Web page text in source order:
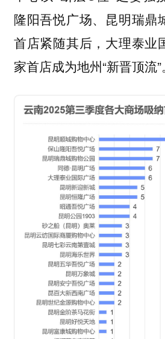
隆阳吾悦广场、 昆明瑞鼎
首店紧随其后， 大理泰业
家首店成为地州“新晋顶流”。